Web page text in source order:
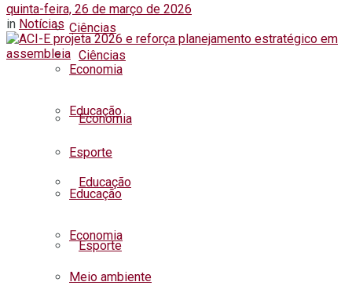
Ciências
Economia
Educação
Esporte
Ciências
Economia
Educação
Esporte
Educação
Economia
Meio ambiente
quinta-feira, 26 de março de 2026
in Notícias